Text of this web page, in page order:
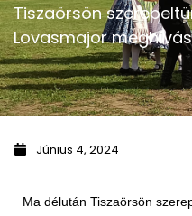
Tiszaörsön
Lovasmajor
Június 4, 2024
Ma délután Tiszaörsön